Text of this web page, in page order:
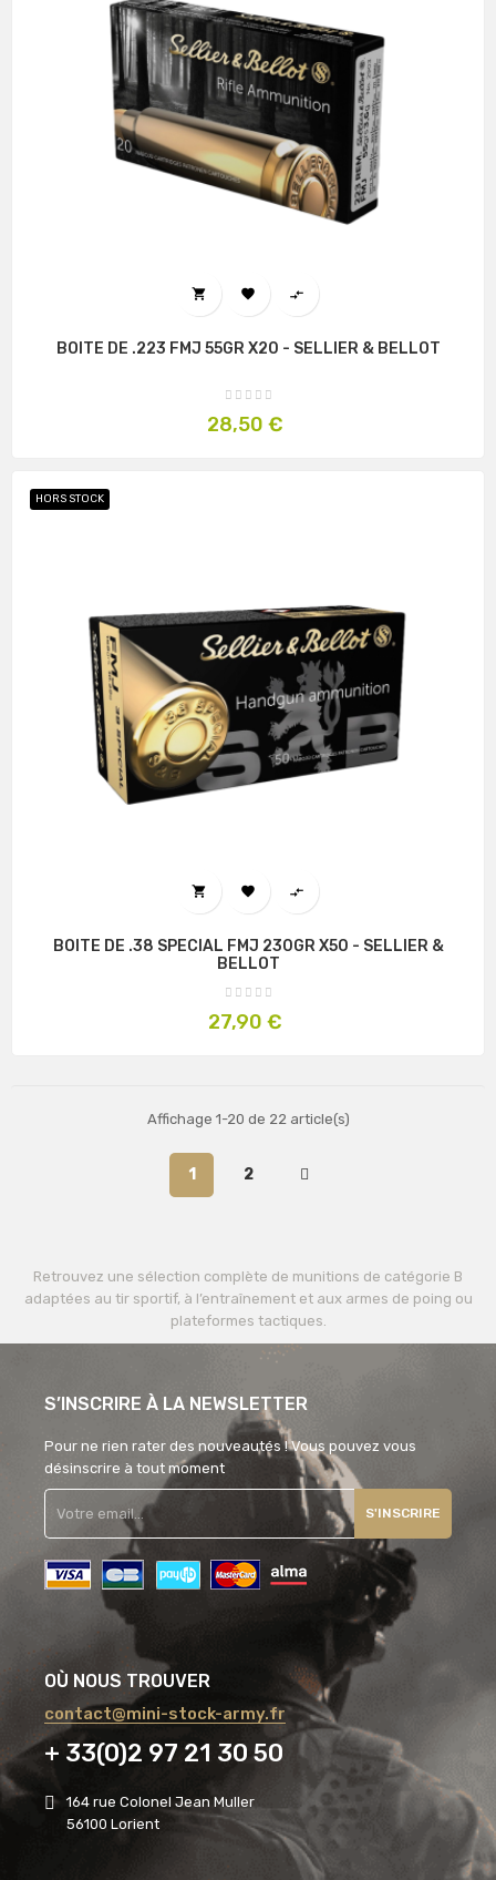
  
BOITE DE .223 FMJ 55GR X20 - SELLIER & BELLOT
Prix
28,50 €
HORS STOCK
  
BOITE DE .38 SPECIAL FMJ 230GR X50 - SELLIER &
BELLOT
Prix
27,90 €
Affichage 1-20 de 22 article(s)
1 2
Retrouvez une sélection complète de munitions de catégorie B
adaptées au tir sportif, à l’entraînement et aux armes de poing ou
plateformes tactiques.
S’INSCRIRE À LA NEWSLETTER
Pour ne rien rater des nouveautés ! Vous pouvez vous
désinscrire à tout moment
S'INSCRIRE
OÙ NOUS TROUVER
contact@mini-stock-army.fr
+ 33(0)2 97 21 30 50
164 rue Colonel Jean Muller
56100 Lorient